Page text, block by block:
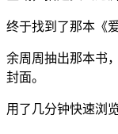
终于找到了那本《
余周周抽出那本书
封面。
用了几分钟快速浏